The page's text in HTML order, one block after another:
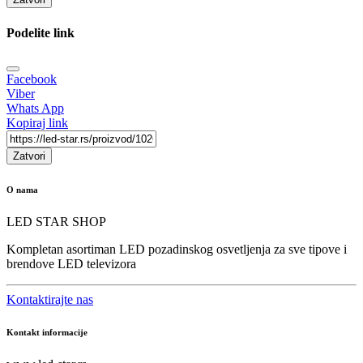
Podelite link
Facebook
Viber
Whats App
Kopiraj link
Zatvori
O nama
LED STAR SHOP
Kompletan asortiman LED pozadinskog osvetljenja za sve tipove i
brendove LED televizora
Kontaktirajte nas
Kontakt informacije